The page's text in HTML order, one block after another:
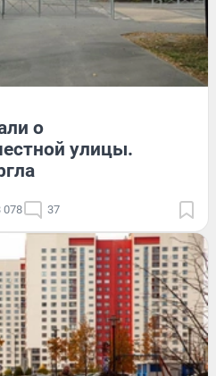
о
улицы.
078 37